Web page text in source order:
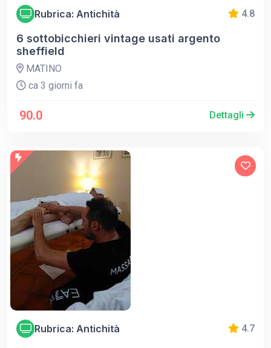
Rubrica: Antichità 4.8
6 sottobicchieri vintage usati argento
sheffield
MATINO
ca 3 giorni fa
90.0 Dettagli
Rubrica: Antichità 4.7